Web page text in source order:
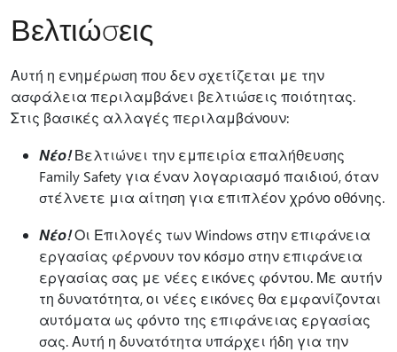
Βελτιώσεις
Αυτή η ενημέρωση που δεν σχετίζεται με την
ασφάλεια περιλαμβάνει βελτιώσεις ποιότητας.
Στις βασικές αλλαγές περιλαμβάνουν:
Νέο!Βελτιώνει την εμπειρία επαλήθευσης
Family Safety για έναν λογαριασμό παιδιού, όταν
στέλνετε μια αίτηση για επιπλέον χρόνο οθόνης.
Νέο!Οι Επιλογές των Windows στην επιφάνεια
εργασίας φέρνουν τον κόσμο στην επιφάνεια
εργασίας σας με νέες εικόνες φόντου. Με αυτήν
τη δυνατότητα, οι νέες εικόνες θα εμφανίζονται
αυτόματα ως φόντο της επιφάνειας εργασίας
σας. Αυτή η δυνατότητα υπάρχει ήδη για την